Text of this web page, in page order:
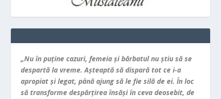
„Nu în puţine cazuri, femeia şi bărbatul nu ştiu să se
despartă la vreme. Aşteaptă să dispară tot ce i-a
apropiat şi legat, până ajung să le fie silă de ei. În loc
să transforme despărţirea însăşi în ceva deosebit, de